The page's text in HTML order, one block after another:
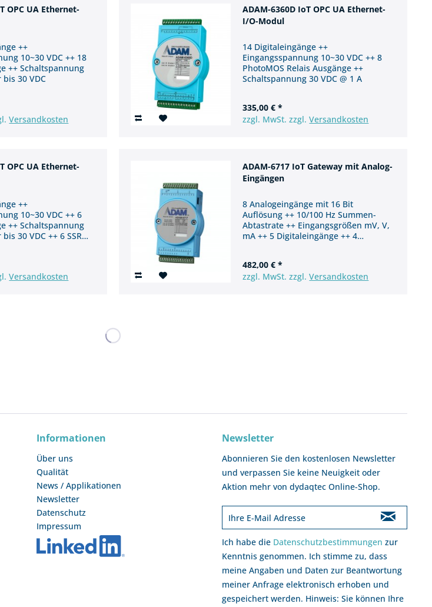
OPC UA Ethernet-
++
10~30 VDC ++ 18
++ Schaltspannung
30 VDC
Versandkosten
ADAM-6360D IoT OPC UA Ethernet-
I/O-Modul
14 Digitaleingänge ++
Eingangsspannung 10~30 VDC ++ 8
PhotoMOS Relais Ausgänge ++
Schaltspannung 30 VDC @ 1 A
335,00 € *
zzgl. MwSt. zzgl.Versandkosten
OPC UA Ethernet-
++
10~30 VDC ++ 6
++ Schaltspannung
30 VDC ++ 6 SSR
Versandkosten
ADAM-6717 IoT Gateway mit Analog-
Eingängen
8 Analogeingänge mit 16 Bit
Auflösung ++ 10/100 Hz Summen-
Abtastrate ++ Eingangsgrößen mV, V,
mA ++ 5 Digitaleingänge ++ 4
482,00 € *
zzgl. MwSt. zzgl.Versandkosten
Informationen
Über uns
Qualität
News / Applikationen
Newsletter
Datenschutz
Impressum
Newsletter
Abonnieren Sie den kostenlosen Newsletter
und verpassen Sie keine Neuigkeit oder
Aktion mehr von dydaqtec Online-Shop.
Ich habe die Datenschutzbestimmungen zur
Kenntnis genommen. Ich stimme zu, dass
meine Angaben und Daten zur Beantwortung
meiner Anfrage elektronisch erhoben und
gespeichert werden. Hinweis: Sie können Ihre